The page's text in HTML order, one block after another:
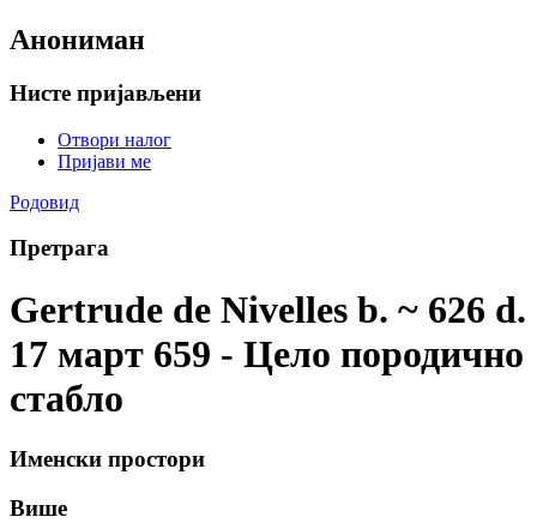
Анониман
Нисте пријављени
Отвори налог
Пријави ме
Родовид
Претрага
Gertrude de Nivelles b. ~ 626 d.
17 март 659 - Цело породично
стабло
Именски простори
Више